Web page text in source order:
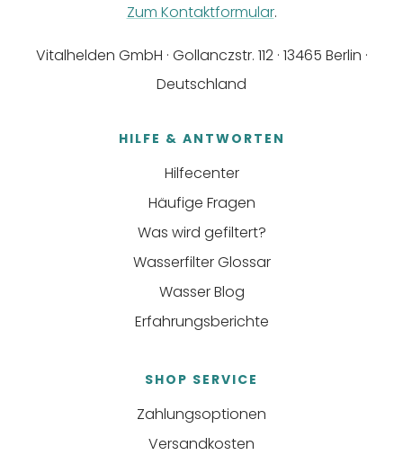
Zum Kontaktformular.
Vitalhelden GmbH · Gollanczstr. 112 · 13465 Berlin ·
Deutschland
HILFE & ANTWORTEN
Hilfecenter
Häufige Fragen
Was wird gefiltert?
Wasserfilter Glossar
Wasser Blog
Erfahrungsberichte
SHOP SERVICE
Zahlungsoptionen
Versandkosten